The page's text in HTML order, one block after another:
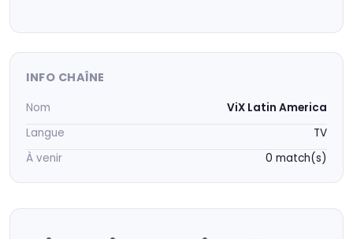
INFO CHAÎNE
Nom
ViX Latin America
Langue
TV
À venir
0 match(s)